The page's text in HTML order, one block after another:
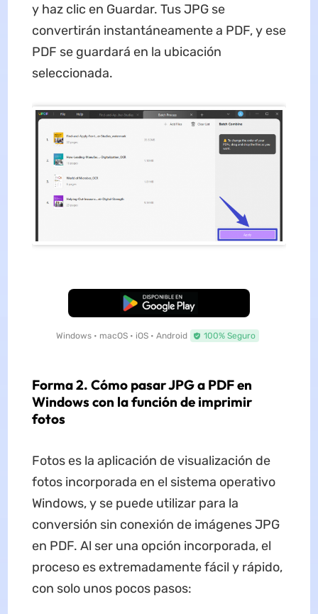
y haz clic en Guardar. Tus JPG se
convertirán instantáneamente a PDF, y ese
PDF se guardará en la ubicación
seleccionada.
Descarga Gratuita
Windows • macOS • iOS • Android 100% Seguro
Forma 2. Cómo pasarJPG a PDF en
Windowscon la función de imprimir
fotos
Fotos es la aplicación de visualización de
fotos incorporada en el sistema operativo
Windows, y se puede utilizar para la
conversión sin conexión de imágenes JPG
en PDF. Al ser una opción incorporada, el
proceso es extremadamente fácil y rápido,
con solo unos pocos pasos: